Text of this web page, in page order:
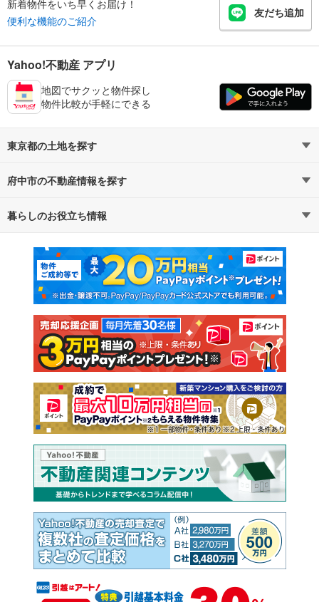
新着物件をいち早くお届け！
便利な機能のご紹介
友だち追加
Yahoo!不動産 アプリ
地図でサクッと物件探し
物件比較が手軽にできる
東京都の土地を探す
路線・駅から探す
通勤・通学時間から探す
府中市の不動産情報を探す
不動産・住宅
新築マンション 中古マンション
新築一戸建て 中古一戸建て
注文住宅 土地
売却査定
暮らしのお役立ち情報
マンションカタログ 教えて！住まいの先生